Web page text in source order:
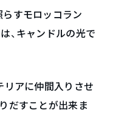
すモロッコラン
、キャンドルの光で
リアに仲間入りさせ
だすことが出来ま